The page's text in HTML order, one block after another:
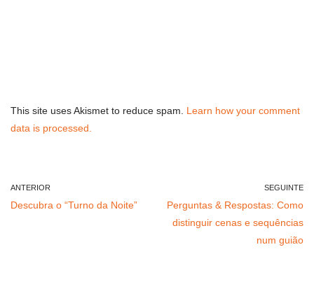
This site uses Akismet to reduce spam. Learn how your comment
data is processed.
ANTERIOR
Descubra o “Turno da Noite”
SEGUINTE
Perguntas & Respostas: Como
distinguir cenas e sequências
num guião